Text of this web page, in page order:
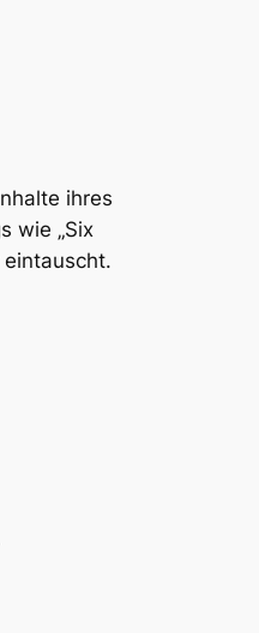
ihres
wie „Six
eintauscht.